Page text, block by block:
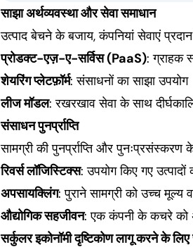
साझा अर्थव्यवस्था और सेवा समाधान
उत्पाद बेचने के बजाय, कंपनियां सेवाएं
प्रोडक्ट-एज़-ए-सर्विस (PaaS): ग्राहक
शेयरिंग प्लेटफ़ॉर्म: संसाधनों का साझा उपयोग
लीज मॉडल: रखरखाव सेवा के साथ
संसाधन पुनर्प्राप्ति
सामग्री की पुनर्प्राप्ति और पुनःप्रसंस्करण
रिवर्स लॉजिस्टिक्स: उपयोग किए गए उत्पादों
अपसायक्लिंग: पुराने सामग्री को उच्च मूल्य
औद्योगिक सहजीवन: एक कंपनी के कचरे को
सर्कुलर इकोनॉमी दृष्टिकोण लागू करने के लिए